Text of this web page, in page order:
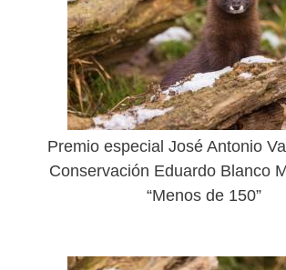
Premio especial José Antonio
Conservación Eduardo Blanco
“Menos de 150”